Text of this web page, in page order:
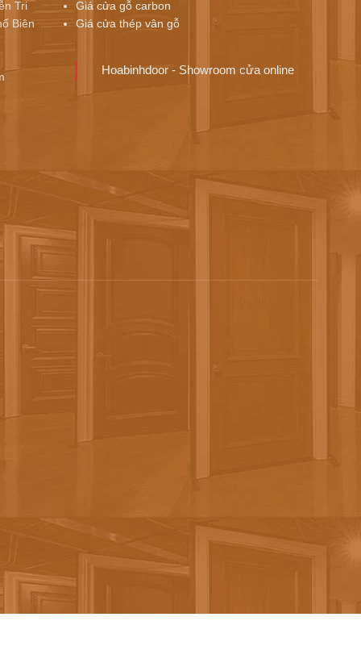
Tri
Biên
Giá cửa gỗ carbon
Giá cửa thép vân gỗ
Hoabinhdoor - Showroom cửa online